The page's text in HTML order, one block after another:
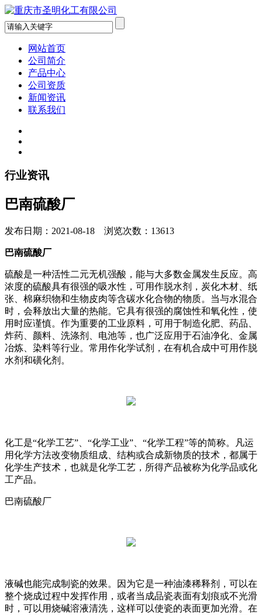
网站首页
公司简介
产品中心
公司资质
新闻资讯
联系我们
行业资讯
巴南硫酸厂
发布日期：2021-08-18 浏览次数：13613
巴南硫酸厂
硫酸是一种活性二元无机强酸，能与大多数金属发生反应。高
浓度的硫酸具有很强的吸水性，可用作脱水剂，炭化木材、纸
张、棉麻织物和生物皮肉等含碳水化合物的物质。当与水混合
时，会释放出大量的热能。它具有很强的腐蚀性和氧化性，使
用时应谨慎。作为重要的工业原料，可用于制造化肥、药品、
炸药、颜料、洗涤剂、电池等，也广泛应用于石油净化、金属
冶炼、染料等行业。常用作化学试剂，在有机合成中可用作脱
水剂和磺化剂。
化工是“化学工艺”、“化学工业”、“化学工程”等的简称。凡运
用化学方法改变物质组成、结构或合成新物质的技术，都属于
化学生产技术，也就是化学工艺，所得产品被称为化学品或化
工产品。
巴南硫酸厂
液碱也能完成制瓷的效果。因为它是一种油漆稀释剂，可以在
整个烧成过程中发挥作用，或者当成品瓷表面有划痕或不光滑
时，可以用烧碱溶液清洗，这样可以使瓷的表面更加光滑。在